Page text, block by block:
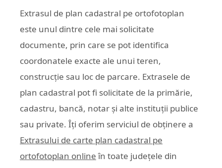
Extrasul de plan cadastral pe ortofotoplan
este unul dintre cele mai solicitate
documente, prin care se pot identifica
coordonatele exacte ale unui teren,
construcție sau loc de parcare. Extrasele de
plan cadastral pot fi solicitate de la primărie,
cadastru, bancă, notar și alte instituții publice
sau private. Îți oferim serviciul de obținere a
Extrasului de carte plan cadastral pe
ortofotoplan online în toate județele din